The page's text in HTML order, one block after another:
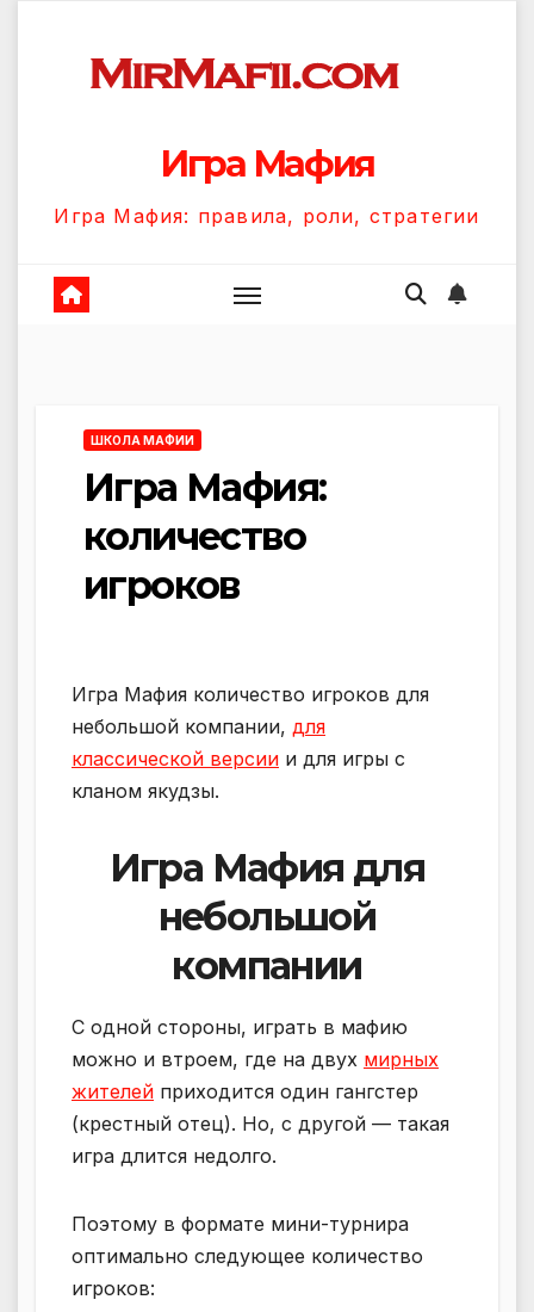
содержанию
Игра Мафия
Игра Мафия: правила, роли, стратегии
ШКОЛА МАФИИ
Игра Мафия:
количество
игроков
Игра Мафия количество игроков для
небольшой компании, для
классической версии и для игры с
кланом якудзы.
Игра Мафия для
небольшой
компании
С одной стороны, играть в мафию
можно и втроем, где на двух мирных
жителей приходится один гангстер
(крестный отец). Но, с другой — такая
игра длится недолго.
Поэтому в формате мини-турнира
оптимально следующее количество
игроков: